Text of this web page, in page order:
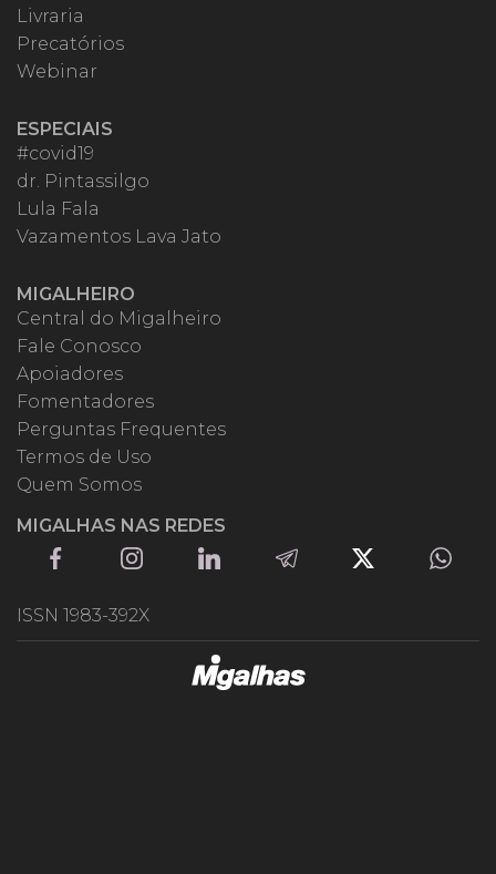
Livraria
Precatórios
Webinar
ESPECIAIS
#covid19
dr. Pintassilgo
Lula Fala
Vazamentos Lava Jato
MIGALHEIRO
Central do Migalheiro
Fale Conosco
Apoiadores
Fomentadores
Perguntas Frequentes
Termos de Uso
Quem Somos
MIGALHAS NAS REDES
ISSN 1983-392X